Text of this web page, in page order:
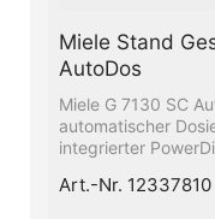
Miele Stand
AutoDos
Miele G 7130 SC
automatischer
integrierter
integrierter
Art.-Nr. 12337810